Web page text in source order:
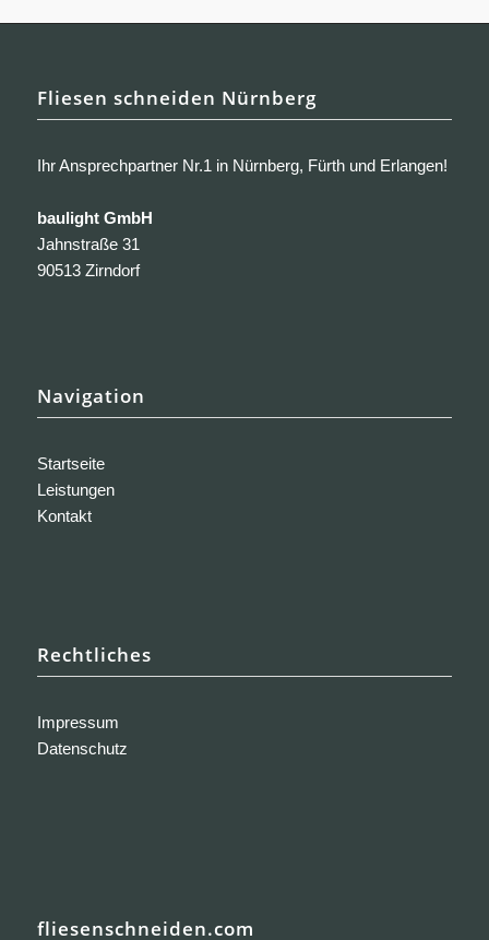
Fliesen schneiden Nürnberg
Ihr Ansprechpartner Nr.1 in Nürnberg, Fürth und Erlangen!
baulight GmbH
Jahnstraße 31
90513 Zirndorf
Navigation
Startseite
Leistungen
Kontakt
Rechtliches
Impressum
Datenschutz
fliesenschneiden.com